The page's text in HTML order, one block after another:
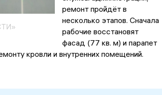
ремонт пройдёт в
несколько этапов. Сначала
рабочие восстановят
фасад (77 кв. м) и парапет
кровли и внутренних помещений.